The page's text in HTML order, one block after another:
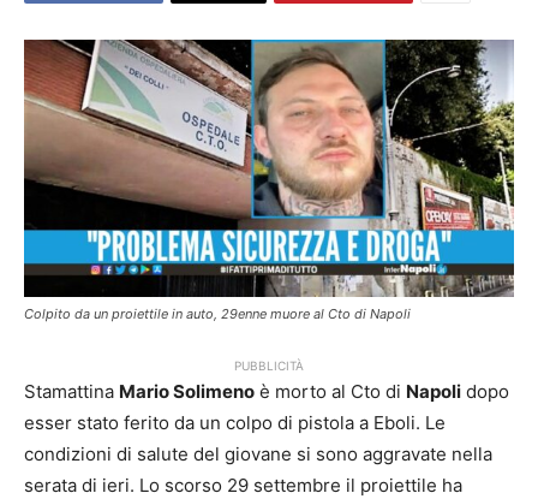
Colpito da un proiettile in auto, 29enne muore al Cto di Napoli
PUBBLICITÀ
Stamattina Mario Solimeno è morto al Cto di Napoli dopo
esser stato ferito da un colpo di pistola a Eboli. Le
condizioni di salute del giovane si sono aggravate nella
serata di ieri. Lo scorso 29 settembre il proiettile ha